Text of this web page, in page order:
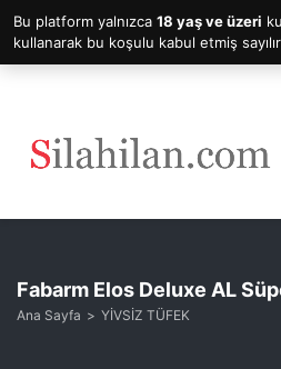
Fabarm Elos Deluxe AL
Ana Sayfa YİVSİZ TÜFEK
Bu platform yalnızca 18 yaş ve üzeri
kullanarak bu koşulu kabul etmiş